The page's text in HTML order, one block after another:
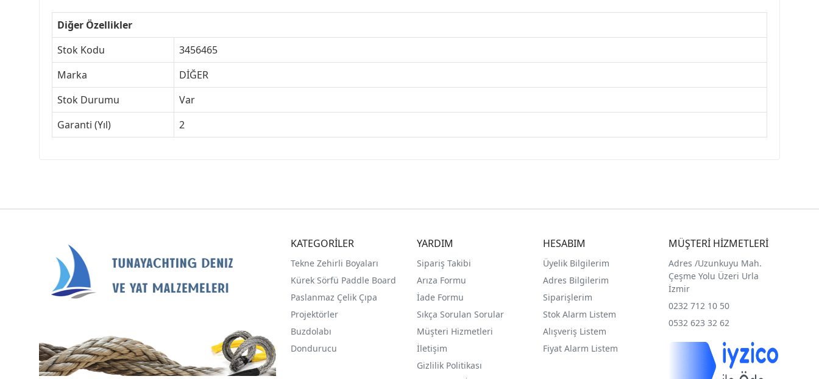
Diğer Özellikler
Stok Kodu
3456465
Marka
DİĞER
Stok Durumu
Var
Garanti (Yıl)
2
KATEGORİLER
Tekne Zehirli Boyaları
Kürek Sörfü Paddle Board
Paslanmaz Çelik Çıpa
Projektörler
Buzdolabı
Dondurucu
YARDIM
Sipariş Takibi
Arıza Formu
İade Formu
Sıkça Sorulan Sorular
Müşteri Hizmetleri
İletişim
Gizlilik Politikası
HESABIM
Üyelik Bilgilerim
Adres Bilgilerim
Siparişlerim
Stok Alarm Listem
Alışveriş Listem
Fiyat Alarm Listem
MÜŞTERİ HİZMETLERİ
Adres /Uzunkuyu Mah.
Çeşme Yolu Üzeri Urla
İzmir
0232 712 10 50
0532 623 32 62